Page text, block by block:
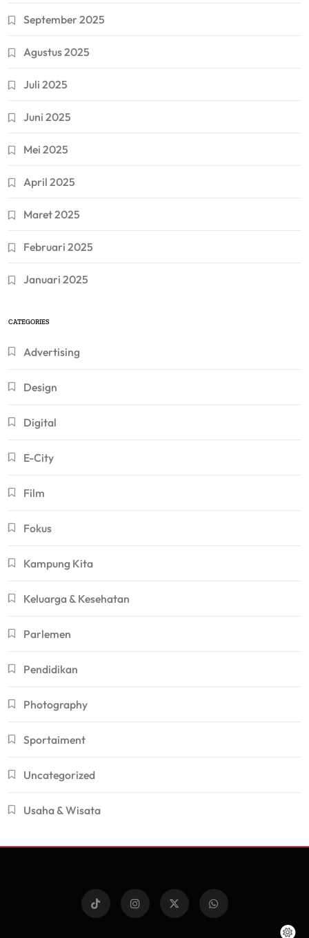
September 2025
Agustus 2025
Juli 2025
Juni 2025
Mei 2025
April 2025
Maret 2025
Februari 2025
Januari 2025
CATEGORIES
Advertising
Design
Digital
E-City
Film
Fokus
Kampung Kita
Keluarga & Kesehatan
Parlemen
Pendidikan
Photography
Sportaiment
Uncategorized
Usaha & Wisata